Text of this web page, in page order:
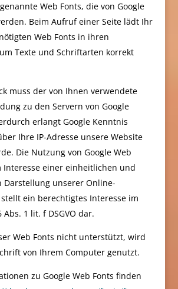
Web Fonts, die von Google
Beim Aufruf einer Seite lädt Ihr
Web Fonts in ihren
Texte und Schriftarten korrekt
muss der von Ihnen verwendete
zu den Servern von Google
erlangt Google Kenntnis
Ihre IP-Adresse unsere Website
Die Nutzung von Google Web
Interesse einer einheitlichen und
Darstellung unserer Online-
ein berechtigtes Interesse im
1 lit. f DSGVO dar.
Web Fonts nicht unterstützt, wird
von Ihrem Computer genutzt.
zu Google Web Fonts finden